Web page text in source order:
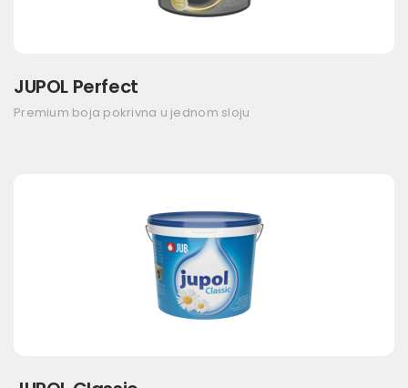
JUPOL Perfect
Premium boja pokrivna u jednom sloju